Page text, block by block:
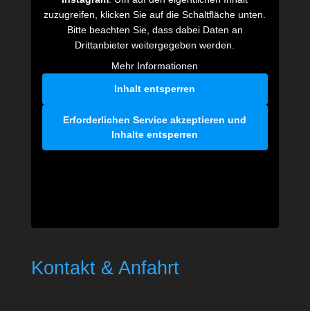
zuzugreifen, klicken Sie auf die Schaltfläche unten.
Bitte beachten Sie, dass dabei Daten an
Drittanbieter weitergegeben werden.
Mehr Informationen
Inhalt entsperren
Erforderlichen Service akzeptieren und
Inhalte entsperren
Kontakt & Anfahrt